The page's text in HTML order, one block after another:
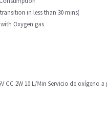
in less than 30 mins)
Oxygen gas
CC 2W 10 L/Min Servicio de oxígeno